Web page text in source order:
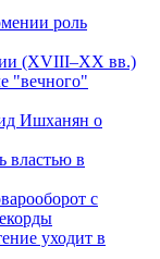
роль
(XVIII–XX вв.)
"вечного"
Ишханян о
властью в
с
уходит в